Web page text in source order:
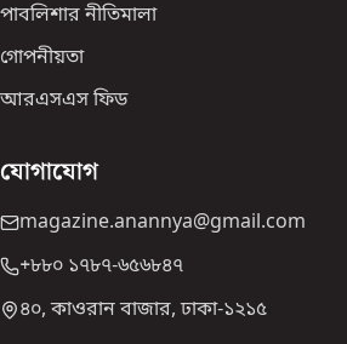
পাবলিশার নীতিমালা
গোপনীয়তা
আরএসএস ফিড
যোগাযোগ
magazine.anannya@gmail.com
+৮৮০ ১৭৮৭-৬৫৬৮৪৭
৪০, কাওরান বাজার, ঢাকা-১২১৫